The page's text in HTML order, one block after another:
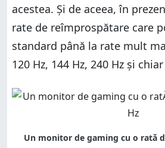
acestea. Și de aceea, în
rate de reîmprospătare care
standard până la rate mult
120 Hz, 144 Hz, 240 Hz și